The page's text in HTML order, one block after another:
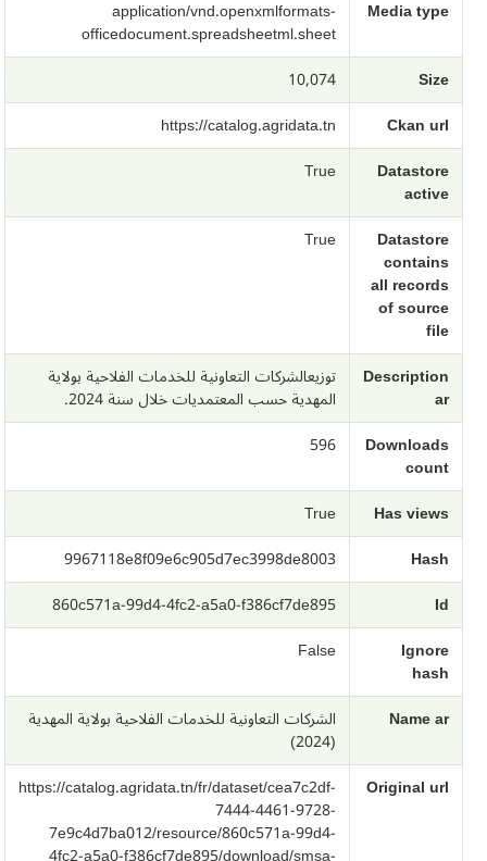
Media type
application/vnd.openxmlformats-
officedocument.spreadsheetml.sheet
Size
10,074
Ckan url
https://catalog.agridata.tn
Datastore
active
True
Datastore
contains
all records
of source
file
True
Description
ar
توزيعالشركات التعاونية للخدمات الفلاحية بولاية
المهدية حسب المعتمديات خلال سنة 2024.
Downloads
count
596
Has views
True
Hash
9967118e8f09e6c905d7ec3998de8003
Id
860c571a-99d4-4fc2-a5a0-f386cf7de895
Ignore
hash
False
Name ar الشركات التعاونية للخدمات الفلاحية بولاية المهدية
(2024)
Original url
https://catalog.agridata.tn/fr/dataset/cea7c2df-
7444-4461-9728-
7e9c4d7ba012/resource/860c571a-99d4-